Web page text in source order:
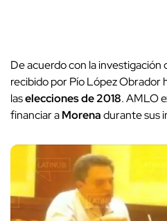
De acuerdo con la investigación
recibido por Pío López Obrador
laselecciones de 2018. AMLO
financiar aMorenadurante sus